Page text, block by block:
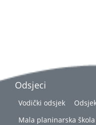
Odsjeci
Vodički odsjek
Mala planinarska škola